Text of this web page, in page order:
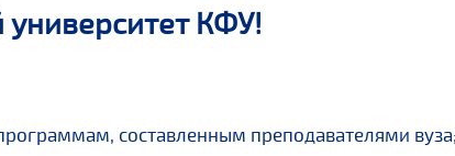
КФУ!
составленным преподавателями вуза;